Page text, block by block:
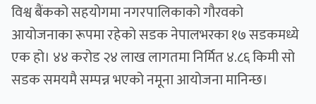
विश्व बैंकको सहयोगमा नगरपालिकाको गौरवको
आयोजनाका रूपमा रहेको सडक नेपालभरका १७ सडकमध्ये
एक हो। ४४ करोड २४ लाख लागतमा निर्मित ४.८६ किमी सो
सडक समयमै सम्पन्न भएको नमूना आयोजना मानिन्छ।